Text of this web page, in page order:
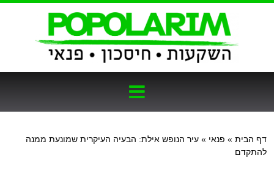
דף הבית » פנאי » עיר הנופש אילת: הבעיה העיקרית שמונעת ממנה
להתקדם